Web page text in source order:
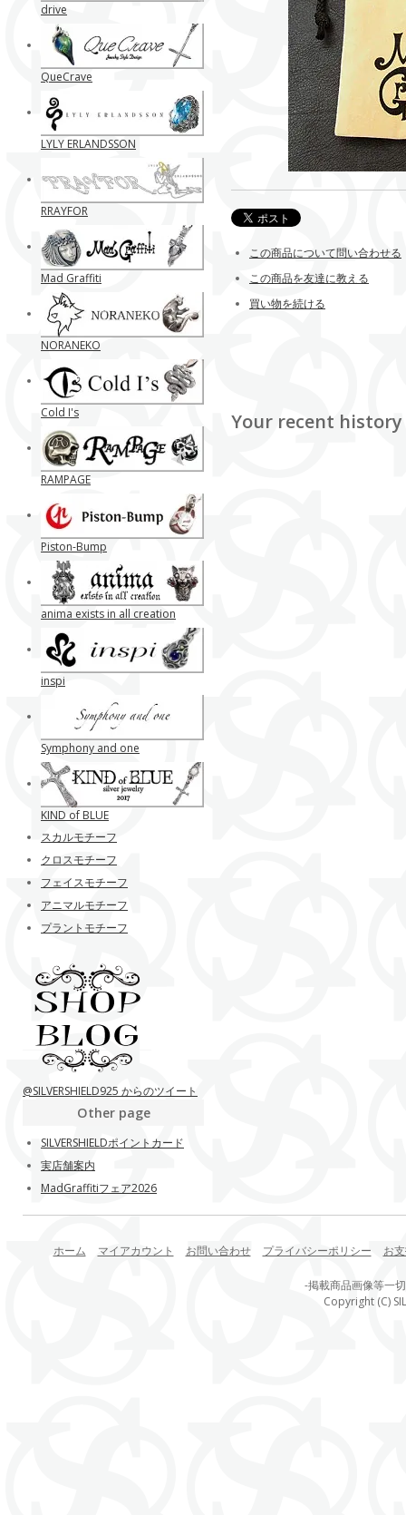
この商品について問い合わせる
この商品を友達に教える
買い物を続ける
Your recent history
drive
QueCrave
LYLY ERLANDSSON
RRAYFOR
Mad Graffiti
NORANEKO
Cold I's
RAMPAGE
Piston-Bump
anima exists in all creation
inspi
Symphony and one
KIND of BLUE
スカルモチーフ
クロスモチーフ
フェイスモチーフ
アニマルモチーフ
プラントモチーフ
@SILVERSHIELD925 からのツイート
Other page
SILVERSHIELDポイントカード
実店舗案内
MadGraffitiフェア2026
ホーム マイアカウント お問い合わせ プライバシーポリシー お
-掲載商品画像等一
Copyright (C)